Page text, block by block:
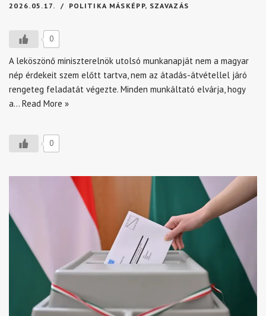
2026.05.17. POLITIKA MÁSKÉPP, SZAVAZÁS
0
A leköszönő miniszterelnök utolsó munkanapját nem a magyar
nép érdekeit szem előtt tartva, nem az átadás-átvétellel járó
rengeteg feladatát végezte. Minden munkáltató elvárja, hogy
a… Read More »
0